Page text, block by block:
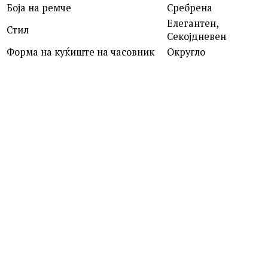
Боја на ремче
Сребрена
Стил
Елегантен,
Секојдневен
Форма на куќиште на часовник
Округло